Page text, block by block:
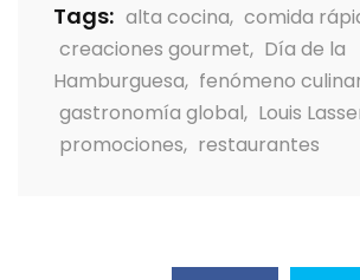
Tags: alta cocina, comida
creaciones gourmet, Día de la
Hamburguesa, fenómeno
gastronomía global, Louis
promociones, restaurantes